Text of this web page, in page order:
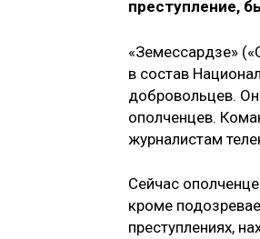
преступление,
«Земессардзе»
в состав
добровольцев.
ополченцев.
журналистам
Сейчас
кроме
преступлениях,